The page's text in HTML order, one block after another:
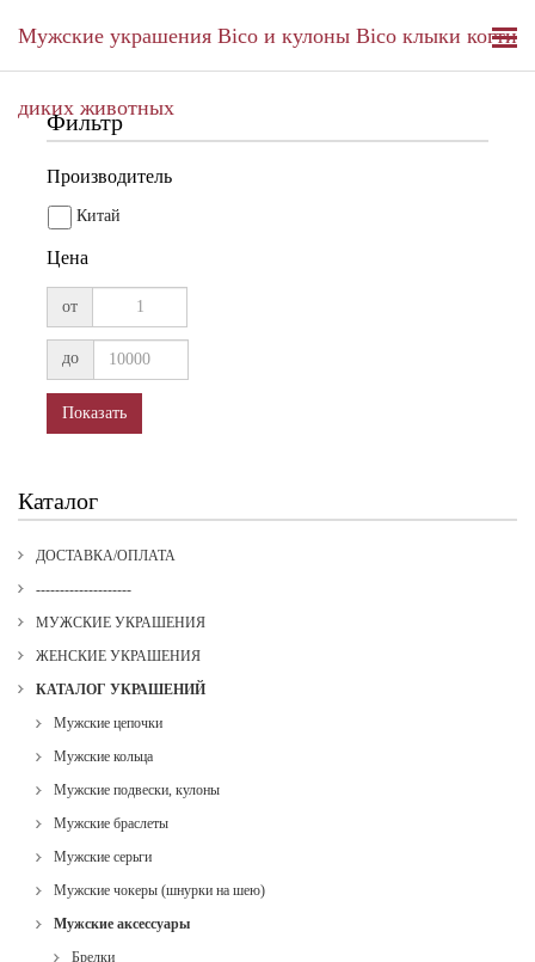
Мужские украшения Bico и кулоны Bico клыки когти
диких животных
Фильтр
Производитель
Китай
Цена
от
до
Показать
Каталог
ДОСТАВКА/ОПЛАТА
--------------------
МУЖСКИЕ УКРАШЕНИЯ
ЖЕНСКИЕ УКРАШЕНИЯ
КАТАЛОГ УКРАШЕНИЙ
Мужские цепочки
Мужские кольца
Мужские подвески, кулоны
Мужские браслеты
Мужские серьги
Мужские чокеры (шнурки на шею)
Мужские аксессуары
Брелки